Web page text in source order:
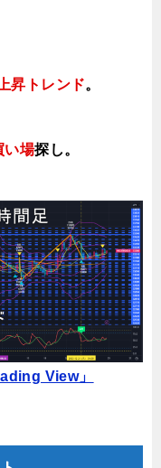
上昇トレンド。
い場探し。
View」